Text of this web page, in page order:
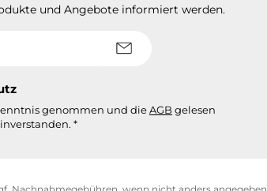
und Angebote informiert werden.
genommen und dieAGB gelesen
*